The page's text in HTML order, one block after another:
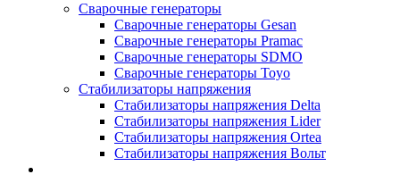
Сварочные генераторы
Сварочные генераторы Gesan
Сварочные генераторы Pramac
Сварочные генераторы SDMO
Сварочные генераторы Toyo
Стабилизаторы напряжения
Стабилизаторы напряжения Delta
Стабилизаторы напряжения Lider
Стабилизаторы напряжения Ortea
Стабилизаторы напряжения Вольт